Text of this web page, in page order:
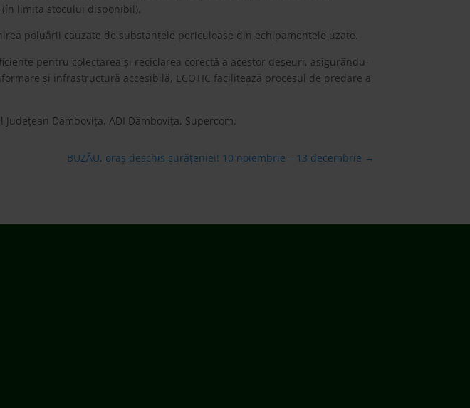
(în limita stocului disponibil).
poluării cauzate de substanțele periculoase din echipamentele uzate.
pentru colectarea și reciclarea corectă a acestor deșeuri, asigurându-
și infrastructură accesibilă, ECOTIC facilitează procesul de predare a
Dâmbovița, ADI Dâmbovița, Supercom.
BUZĂU, oraș deschis curățeniei! 10 noiembrie – 13 decembrie →